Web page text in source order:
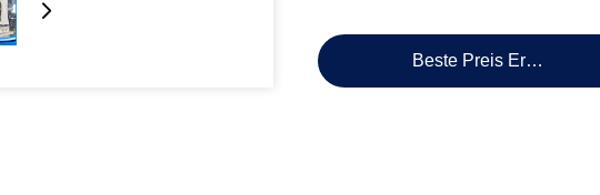
Beste Preis Erhalten